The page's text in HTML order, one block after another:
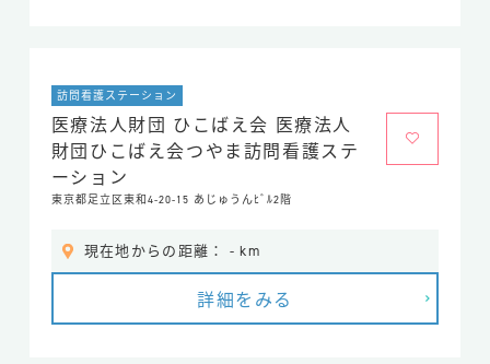
訪問看護ステーション
医療法人財団 ひこばえ会 医療法人
財団ひこばえ会つやま訪問看護ステ
ーション
東京都足立区東和4-20-15 あじゅうんﾋﾞﾙ2階
現在地からの距離： - km
詳細をみる